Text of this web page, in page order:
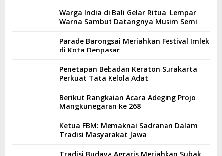
Warga India di Bali Gelar Ritual Lempar
Warna Sambut Datangnya Musim Semi
Parade Barongsai Meriahkan Festival Imlek
di Kota Denpasar
Penetapan Bebadan Keraton Surakarta
Perkuat Tata Kelola Adat
Berikut Rangkaian Acara Adeging Projo
Mangkunegaran ke 268
Ketua FBM: Memaknai Sadranan Dalam
Tradisi Masyarakat Jawa
Tradisi Budaya Agraris Meriahkan Subak